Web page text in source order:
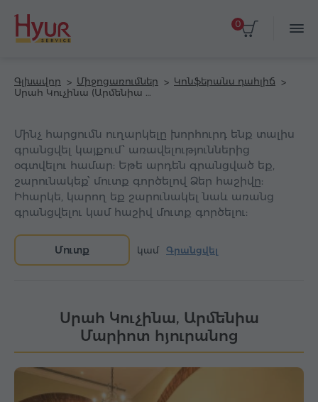
0
Գլխավոր Միջոցառումներ
Կոնֆերանս դահլիճ
Մինչ հարցումն ուղարկելը խորհուրդ ենք տալիս
գրանցվել կայքում՝ առավելություններից
օգտվելու համար: Եթե արդեն գրանցված եք,
շարունակեք՝ մուտք գործելով Ձեր հաշիվը:
Իհարկե, կարող եք շարունակել նաև առանց
գրանցվելու կամ հաշիվ մուտք գործելու:
Մուտք կամ Գրանցվել
Սրահ Կուչինա, Արմենիա
Մարիոտ հյուրանոց